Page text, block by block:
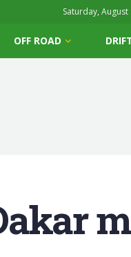
Saturday, August
OFF ROAD